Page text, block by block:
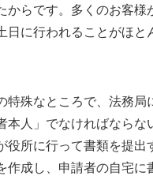
からです。多くのお客様
日に行われることがほと
特殊なところで、法務局
本人」でなければならな
役所に行って書類を提出
作成し、申請者の自宅に